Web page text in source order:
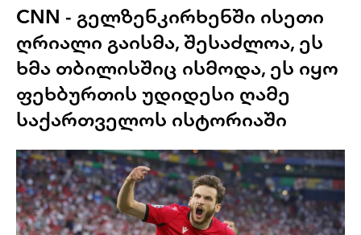
CNN - გელზენკირხენში ისეთი
ღრიალი გაისმა, შესაძლოა, ეს
ხმა თბილისშიც ისმოდა, ეს იყო
ფეხბურთის უდიდესი ღამე
საქართველოს ისტორიაში